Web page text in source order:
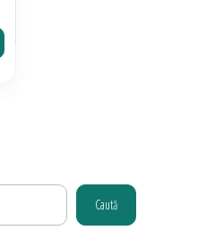
prețuri:
13.979,00 lei
Caută